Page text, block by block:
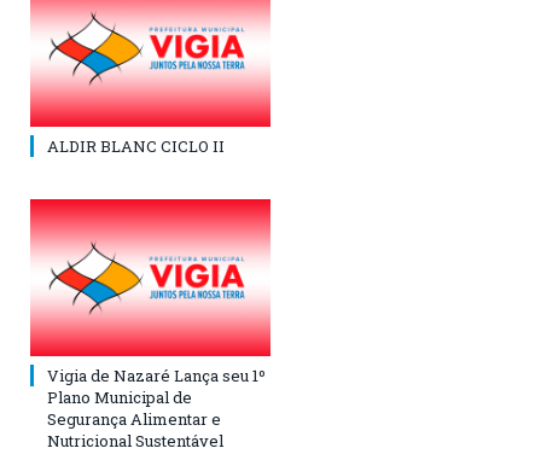
ALDIR BLANC CICLO II
Vigia de Nazaré Lança seu 1º
Plano Municipal de
Segurança Alimentar e
Nutricional Sustentável